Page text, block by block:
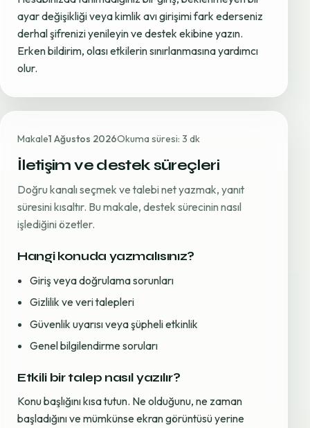
ayar değişikliği veya kimlik avı girişimi fark ederseniz
derhal şifrenizi yenileyin ve destek ekibine yazın.
Erken bildirim, olası etkilerin sınırlanmasına yardımcı
olur.
Makale1 Ağustos 2026Okuma süresi: 3 dk
İletişim ve destek süreçleri
Doğru kanalı seçmek ve talebi net yazmak, yanıt
süresini kısaltır. Bu makale, destek sürecinin nasıl
işlediğini özetler.
Hangi konuda yazmalısınız?
Giriş veya doğrulama sorunları
Gizlilik ve veri talepleri
Güvenlik uyarısı veya şüpheli etkinlik
Genel bilgilendirme soruları
Etkili bir talep nasıl yazılır?
Konu başlığını kısa tutun. Ne olduğunu, ne zaman
başladığını ve mümkünse ekran görüntüsü yerine